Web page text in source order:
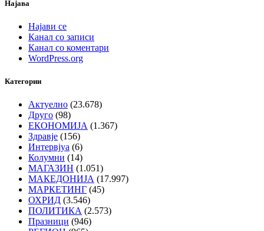
Најава
Најави се
Канал со записи
Канал со коментари
WordPress.org
Категории
Актуелно (23.678)
Друго (98)
ЕКОНОМИЈА (1.367)
Здравје (156)
Интервјуа (6)
Колумни (14)
МАГАЗИН (1.051)
МАКЕДОНИЈА (17.997)
МАРКЕТИНГ (45)
ОХРИД (3.546)
ПОЛИТИКА (2.573)
Празници (946)